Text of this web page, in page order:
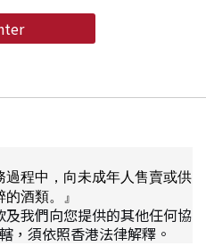
過程中，向未成年人售賣或供
酒類。』
我們向您提供的其他任何協
，須依照香港法律解釋。